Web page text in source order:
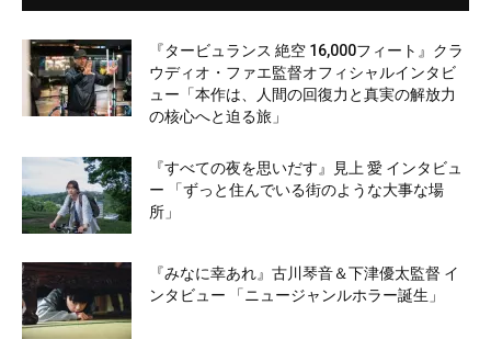
『タービュランス 絶空 16,000フィート』クラ
ウディオ・ファエ監督オフィシャルインタビ
ュー「本作は、人間の回復力と真実の解放力
の核心へと迫る旅」
『すべての夜を思いだす』見上 愛 インタビュ
ー 「ずっと住んでいる街のような大事な場
所」
『みなに幸あれ』古川琴音＆下津優太監督 イ
ンタビュー 「ニュージャンルホラー誕生」